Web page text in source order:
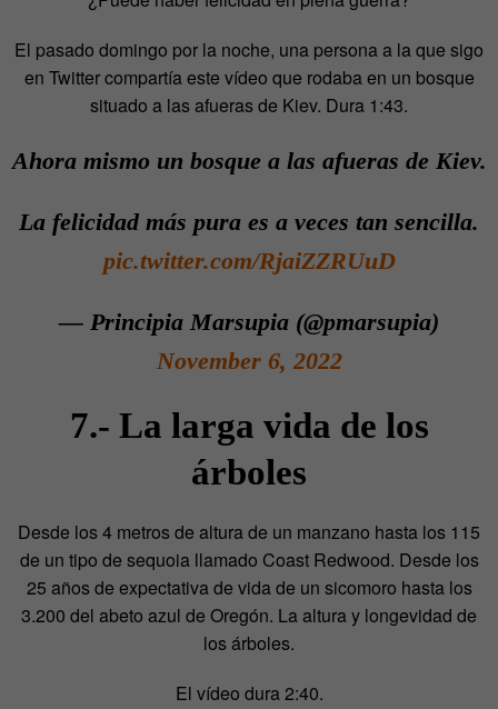
El pasado domingo por la noche, una persona a la que sigo
en Twitter compartía este vídeo que rodaba en un bosque
situado a las afueras de Kiev. Dura 1:43.
Ahora mismo un bosque a las afueras de Kiev.
La felicidad más pura es a veces tan sencilla.
pic.twitter.com/RjaiZZRUuD
— Principia Marsupia (@pmarsupia)
November 6, 2022
7.- La larga vida de los
árboles
Desde los 4 metros de altura de un manzano hasta los 115
de un tipo de sequoia llamado Coast Redwood. Desde los
25 años de expectativa de vida de un sicomoro hasta los
3.200 del abeto azul de Oregón. La altura y longevidad de
los árboles.
El vídeo dura 2:40.